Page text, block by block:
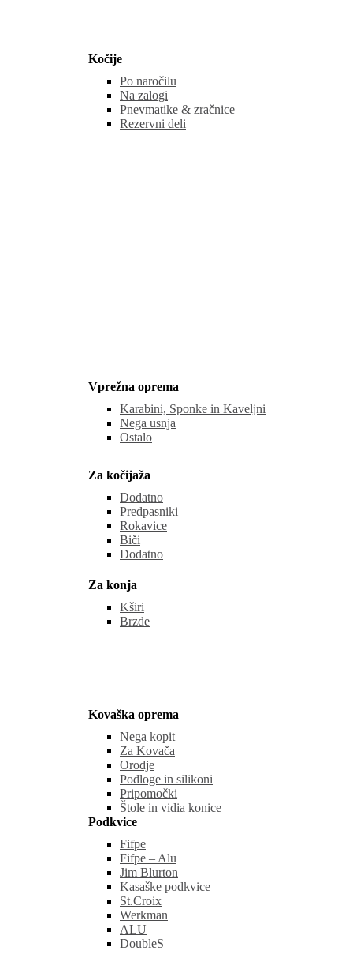
Kočije
Po naročilu
Na zalogi
Pnevmatike & zračnice
Rezervni deli
Vprežna oprema
Karabini, Sponke in Kaveljni
Nega usnja
Ostalo
Za kočijaža
Dodatno
Predpasniki
Rokavice
Biči
Dodatno
Za konja
Kširi
Brzde
Kovaška oprema
Nega kopit
Za Kovača
Orodje
Podloge in silikoni
Pripomočki
Štole in vidia konice
Podkvice
Fifpe
Fifpe – Alu
Jim Blurton
Kasaške podkvice
St.Croix
Werkman
ALU
DoubleS